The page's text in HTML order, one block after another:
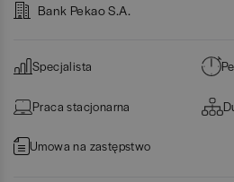
Bank Pekao S.A.
Specjalista
Praca stacjonarna
Umowa na zastępstwo